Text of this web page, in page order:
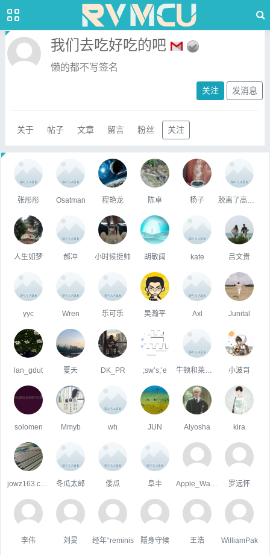
我们去吃好吃的吧
懒的都不写签名
关注 发消息
关于 帖子 文章 留言 粉丝 关注
张彤彤 Osatman 程艳龙 陈卓 杨子
人生如梦 郝冲 小时候挺帅 胡敬阔 kate 吕文贵
yyc Wren 乐可乐 吴瀚平 Axl Junital
lan_gdut 夏天 DK_PR ;sw’s;’e 小波哥
solomen Mmyb wh JUN Alyosha kira
冬瓜太郎 倭瓜 阜丰 罗远怀
李伟 刘旻 经年°reminis 隱身守候 王浩 WilliamPak